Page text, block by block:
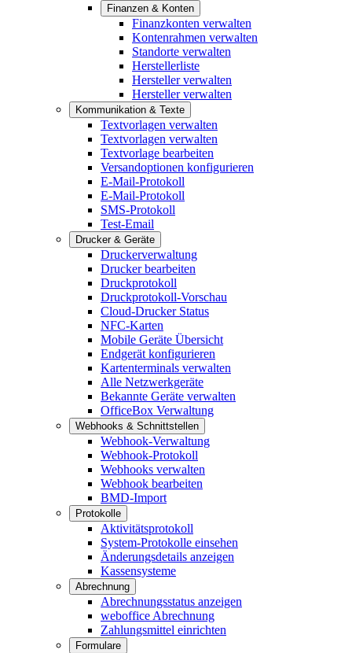
Finanzen & Konten
Finanzkonten verwalten
Kontenrahmen verwalten
Standorte verwalten
Herstellerliste
Hersteller verwalten
Hersteller verwalten
Kommunikation & Texte
Textvorlagen verwalten
Textvorlagen verwalten
Textvorlage bearbeiten
Versandoptionen konfigurieren
E-Mail-Protokoll
E-Mail-Protokoll
SMS-Protokoll
Test-Email
Drucker & Geräte
Druckerverwaltung
Drucker bearbeiten
Druckprotokoll
Druckprotokoll-Vorschau
Cloud-Drucker Status
NFC-Karten
Mobile Geräte Übersicht
Endgerät konfigurieren
Kartenterminals verwalten
Alle Netzwerkgeräte
Bekannte Geräte verwalten
OfficeBox Verwaltung
Webhooks & Schnittstellen
Webhook-Verwaltung
Webhook-Protokoll
Webhooks verwalten
Webhook bearbeiten
BMD-Import
Protokolle
Aktivitätsprotokoll
System-Protokolle einsehen
Änderungsdetails anzeigen
Kassensysteme
Abrechnung
Abrechnungsstatus anzeigen
weboffice Abrechnung
Zahlungsmittel einrichten
Formulare